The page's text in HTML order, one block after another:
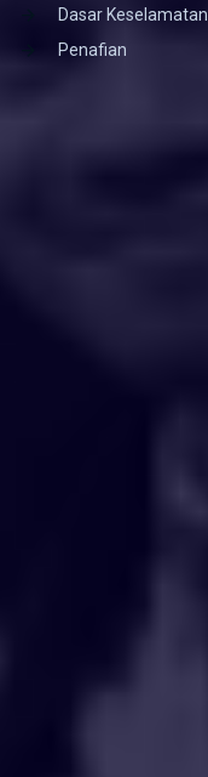
Dasar Keselamatan
Penafian